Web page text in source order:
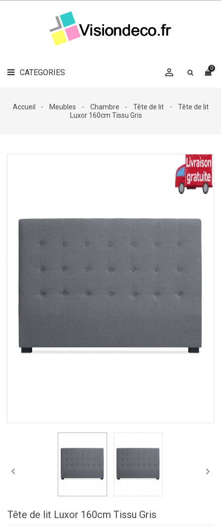
CATEGORIES 0

LE
MAG
DÉCO

DÉCO
Accueil Meubles Chambre Tête de lit
Tête de lit
Luxor 160cm Tissu Gris
 
Tête de lit Luxor 160cm Tissu Gris